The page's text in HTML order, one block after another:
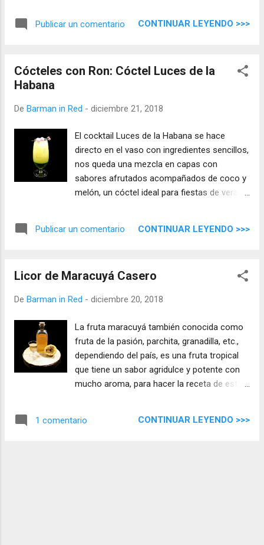
una entrada con matices frutales con notas
Publicar un comentario CONTINUAR LEYENDO >>>
Cócteles con Ron: Cóctel Luces de la
Habana
De Barman in Red - diciembre 21, 2018
El cocktail Luces de la Habana se hace
directo en el vaso con ingredientes sencillos,
nos queda una mezcla en capas con
sabores afrutados acompañados de coco y
melón, un cóctel ideal para fiestas de verano
Publicar un comentario CONTINUAR LEYENDO >>>
Licor de Maracuyá Casero
De Barman in Red - diciembre 20, 2018
La fruta maracuyá también conocida como
fruta de la pasión, parchita, granadilla, etc.,
dependiendo del país, es una fruta tropical
que tiene un sabor agridulce y potente con
mucho aroma, para hacer la receta de este
sabor característico.
1 comentario CONTINUAR LEYENDO >>>